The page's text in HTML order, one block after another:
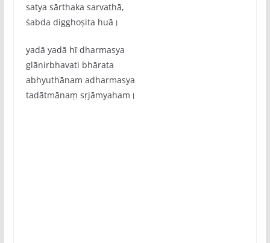
satya sārthaka sarvathā,
śabda digghoṣita huā।
yadā yadā hī dharmasya
glānirbhavati bhārata
abhyuthānam adharmasya
tadātmānaṃ sṛjāmyaham।